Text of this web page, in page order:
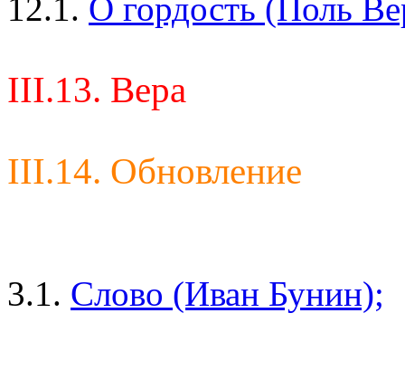
12.1. О гордость (Поль
III.13. Вера
III.14. Обновление
3.1. Слово (Иван Бунин);